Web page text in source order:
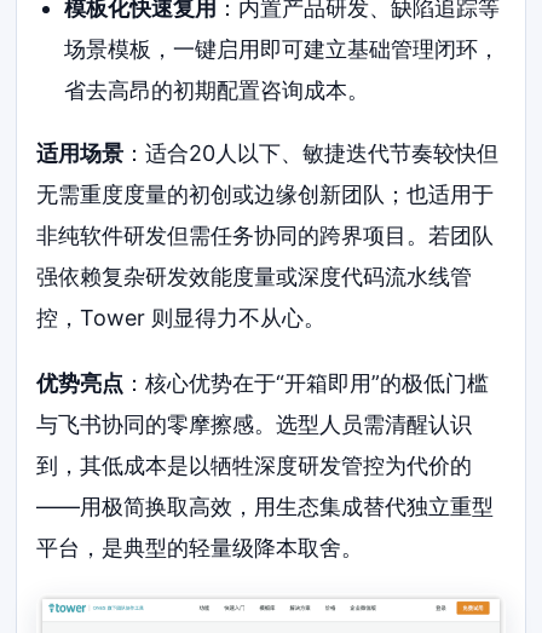
模板化快速复用 ：内置产品研发、缺陷追踪等
场景模板，一键启用即可建立基础管理闭环，
省去高昂的初期配置咨询成本。
适用场景 ：适合20人以下、敏捷迭代节奏较快但
无需重度度量的初创或边缘创新团队；也适用于
非纯软件研发但需任务协同的跨界项目。若团队
强依赖复杂研发效能度量或深度代码流水线管
控，Tower 则显得力不从心。
优势亮点 ：核心优势在于“开箱即用”的极低门槛
与飞书协同的零摩擦感。选型人员需清醒认识
到，其低成本是以牺牲深度研发管控为代价的
——用极简换取高效，用生态集成替代独立重型
平台，是典型的轻量级降本取舍。